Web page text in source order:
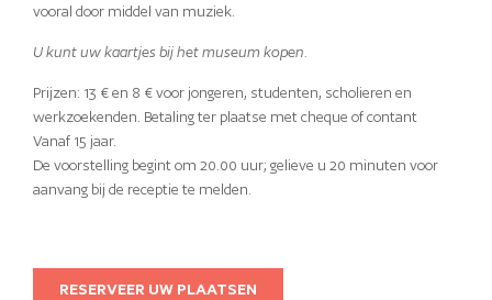
vooral door middel van muziek.
U kunt uw kaartjes bij het museum kopen.
Prijzen: 13 € en 8 € voor jongeren, studenten, scholieren en
werkzoekenden. Betaling ter plaatse met cheque of contant
Vanaf 15 jaar.
De voorstelling begint om 20.00 uur; gelieve u 20 minuten voor
aanvang bij de receptie te melden.
RESERVEER UW PLAATSEN